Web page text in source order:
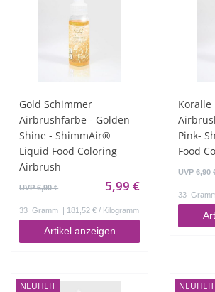
Gold Schimmer
Airbrushfarbe - Golden
Shine - ShimmAir®
Liquid Food Coloring
Airbrush
UVP 6,90 € 5,99 €
33 Gramm | 181,52 € / Kilogramm
Artikel anzeigen
Koralle
Pink-
Food
UVP 6,90
33
NEUHEIT NEUHEIT